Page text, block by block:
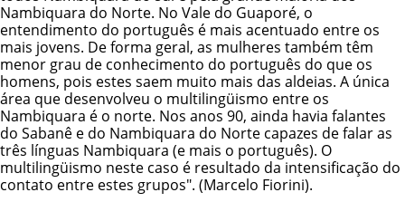
Nambiquara do Norte. No Vale do Guaporé, o
entendimento do português é mais acentuado entre os
mais jovens. De forma geral, as mulheres também têm
menor grau de conhecimento do português do que os
homens, pois estes saem muito mais das aldeias. A única
área que desenvolveu o multilingüismo entre os
Nambiquara é o norte. Nos anos 90, ainda havia falantes
do Sabanê e do Nambiquara do Norte capazes de falar as
três línguas Nambiquara (e mais o português). O
multilingüismo neste caso é resultado da intensificação do
contato entre estes grupos". (Marcelo Fiorini).